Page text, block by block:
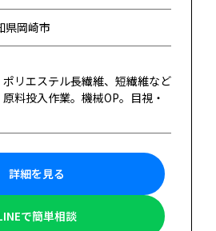
県岡崎市
リエステル長繊維、短繊維など
料投入作業。機械OP。目視・
詳細を見る
で簡単相談